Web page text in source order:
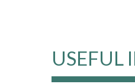
USEFUL